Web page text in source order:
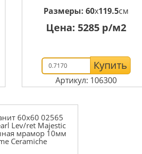
Размеры: 60x119.5см
Цена: 5285р/м2
Купить
Артикул: 106300
60x60 02565
Lev/ret Majestic
мрамор 10мм
Ceramiche